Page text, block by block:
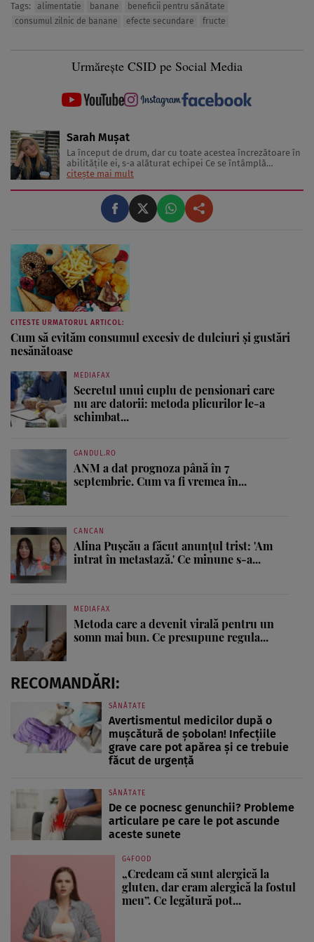
Tags: alimentatie banane
beneficii pentru sănătate
consumul zilnic de banane
efecte secundare fructe
Urmărește CSID pe Social Media
Sarah Mușat
La început de drum, dar cu toate acestea încrezătoare în
abilitățile ei, s-a alăturat echipei Ce se întâmplă
doctore? în anul 2022. A început acest nou capitol cu
cât mai mare de oameni prin informațiile de cea mai
bună calitate ...
citește mai mult
CITESTE URMATORUL ARTICOL:
Cum să evităm consumul excesiv de dulciuri și gustări
nesănătoase
MEDIAFAX
Secretul unui cuplu de pensionari care
nu are datorii: metoda plicurilor le-a
schimbat...
GANDUL.RO
ANM a dat prognoza până în 7
septembrie. Cum va fi vremea în...
CANCAN
Alina Pușcău a făcut anunțul trist: 'Am
intrat în metastază.' Ce minune s-a...
MEDIAFAX
Metoda care a devenit virală pentru un
somn mai bun. Ce presupune regula...
RECOMANDĂRI:
SĂNĂTATE
Avertismentul medicilor după o
mușcătură de șobolan! Infecțiile
grave care pot apărea și ce trebuie
făcut de urgență
SĂNĂTATE
De ce pocnesc genunchii? Probleme
articulare pe care le pot ascunde
aceste sunete
G4FOOD
„Credeam că sunt alergică la
gluten, dar eram alergică la fostul
meu”. Ce legătură pot...